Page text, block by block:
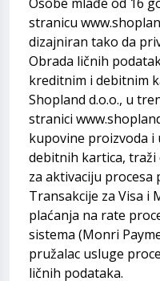
stranicu
dizajniran tako da
Obrada ličnih
kreditnim i debitnim
Shopland d.o.o., u
stranici
kupovine proizvoda
debitnih kartica,
za aktivaciju procesa
Transakcije za Visa i
plaćanja na rate
sistema (Monri
pružalac usluge
ličnih podataka.